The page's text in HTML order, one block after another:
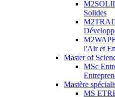
Solides
l'Air et
Master of
MSc
Mastère
MS